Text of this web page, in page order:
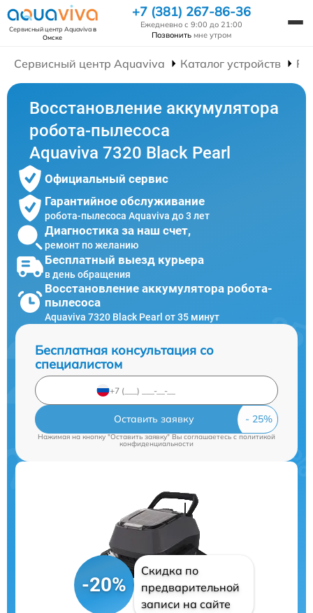
Сервисный центр Aquavivaв
Омске
+7 (381) 267-86-36
Ежедневно с 9:00 до 21:00
Позвонить мне утром
Сервисный центр Aquaviva Каталог устройств
Восстановление аккумулятора
робота-пылесоса
Aquaviva 7320 Black Pearl
Официальный сервис
Гарантийное обслуживание
робота-пылесоса Aquaviva до 3 лет
Диагностика за наш счет,
ремонт по желанию
Бесплатный выезд курьера
в день обращения
Восстановление аккумулятора робота-
пылесоса
Aquaviva 7320 Black Pearl от 35 минут
Бесплатная консультация со
специалистом
Оставить заявку
Нажимая на кнопку "Оставить заявку" Вы соглашаетесь c политикой
конфиденциальности
-20%
Скидка по
предварительной
записи на сайте